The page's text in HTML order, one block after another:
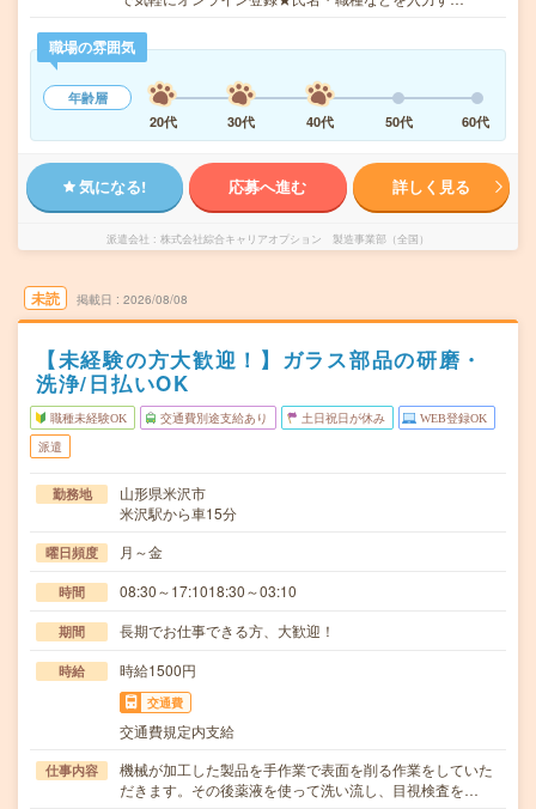
職場の雰囲気
年齢層
20代
30代 40代 50代 60代
気になる! 応募へ進む 詳しく見る
派遣会社 株式会社綜合キャリアオプション 製造事業部（全国）
未読 掲載日 2026/08/08
【未経験の方大歓迎！】ガラス部品の研磨・
洗浄/日払いOK
職種未経験OK 交通費別途支給あり 土日祝日が休み WEB登録OK
派遣
勤務地
山形県米沢市
米沢駅から車15分
曜日頻度 月～金
時間 08:30～17:1018:30～03:10
期間 長期でお仕事できる方、大歓迎！
時給 時給1500円
交通費
交通費規定内支給
仕事内容
機械が加工した製品を手作業で表面を削る作業をしていた
だきます。その後薬液を使って洗い流し、目視検査を…